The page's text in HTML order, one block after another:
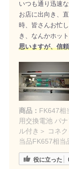
いつも通り迅速
お店に出向き、
時、皆さんお忙
き、なんかホッ
思いますが、信
商品： FK647相
用交換電池 パ
ル付き＞ コネ
当品FK657相当
役に立った